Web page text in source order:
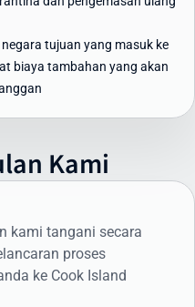
menjadi perhatian utama
estimasi waktu
45 hari
meliputi:
Indonesia dan Cook Island
tujuan
penerima
tujuan yang masuk ke
biaya tambahan yang akan
Kami
kami tangani secara
proses
ke Cook Island